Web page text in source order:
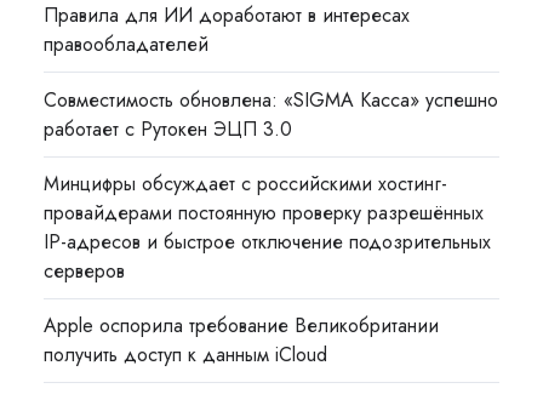
Правила для ИИ доработают в интересах
правообладателей
Совместимость обновлена: «SIGMA Касса» успешно
работает с Рутокен ЭЦП 3.0
Минцифры обсуждает с российскими хостинг-
провайдерами постоянную проверку разрешённых
IP-адресов и быстрое отключение подозрительных
серверов
Apple оспорила требование Великобритании
получить доступ к данным iCloud